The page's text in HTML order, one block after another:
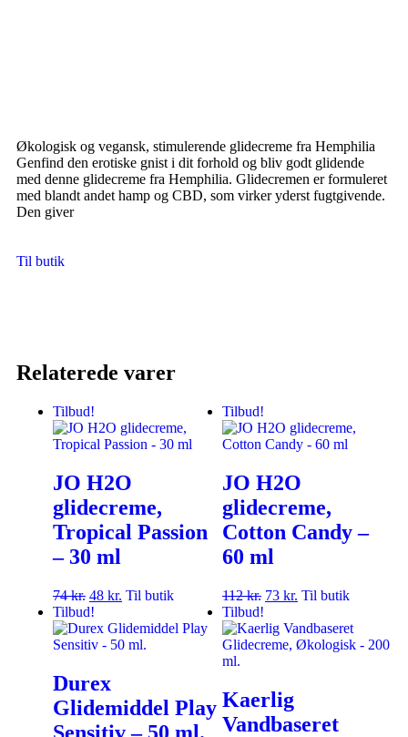
Økologisk og vegansk, stimulerende glidecreme fra Hemphilia
Genfind den erotiske gnist i dit forhold og bliv godt glidende
med denne glidecreme fra Hemphilia. Glidecremen er formuleret
med blandt andet hamp og CBD, som virker yderst fugtgivende.
Den giver
Til butik
Relaterede varer
Tilbud!
JO H2O
glidecreme,
Tropical Passion
– 30 ml
74kr. 48 kr. Til butik
Tilbud!
JO H2O
glidecreme,
Cotton Candy –
60 ml
112kr. 73 kr. Til butik
Tilbud!
Durex
Glidemiddel Play
Sensitiv – 50 ml.
Tilbud!
Kaerlig
Vandbaseret